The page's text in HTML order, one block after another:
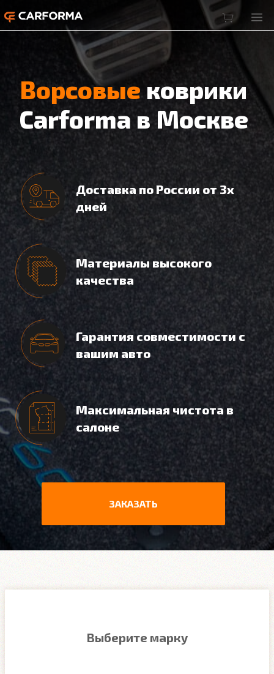
Ворсовыековрики
Carforma в Москве
Доставка по России от 3х
дней
Материалы высокого
качества
Гарантия совместимости с
вашим авто
Максимальная чистота в
салоне
ЗАКАЗАТЬ
Выберите марку